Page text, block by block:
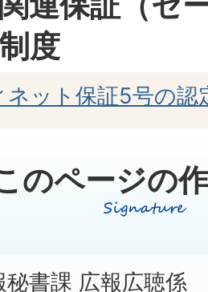
度
ネット保証5号の認
のページの
書課 広報広聴係